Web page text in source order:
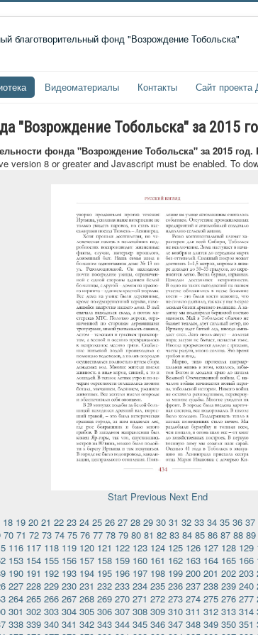
Видеоматериалы Контакты Сайт проекта
"Возрождение Тобольска" за 2015
фонда "Возрождение Тобольска" за 2015 год.
version 8 or greater and Javascript must be enabled. To
Start Previous Next End
18 19 20 21 22 23 24 25 26 27 28 29 30 31 32 33 34 35 36 37
70 71 72 73 74 75 76 77 78 79 80 81 82 83 84 85 86 87 88 89
116 117 118 119 120 121 122 123 124 125 126 127 128 129
153 154 155 156 157 158 159 160 161 162 163 164 165 166
190 191 192 193 194 195 196 197 198 199 200 201 202 203
227 228 229 230 231 232 233 234 235 236 237 238 239 240
264 265 266 267 268 269 270 271 272 273 274 275 276 277
301 302 303 304 305 306 307 308 309 310 311 312 313 314
338 339 340 341 342 343 344 345 346 347 348 349 350 351